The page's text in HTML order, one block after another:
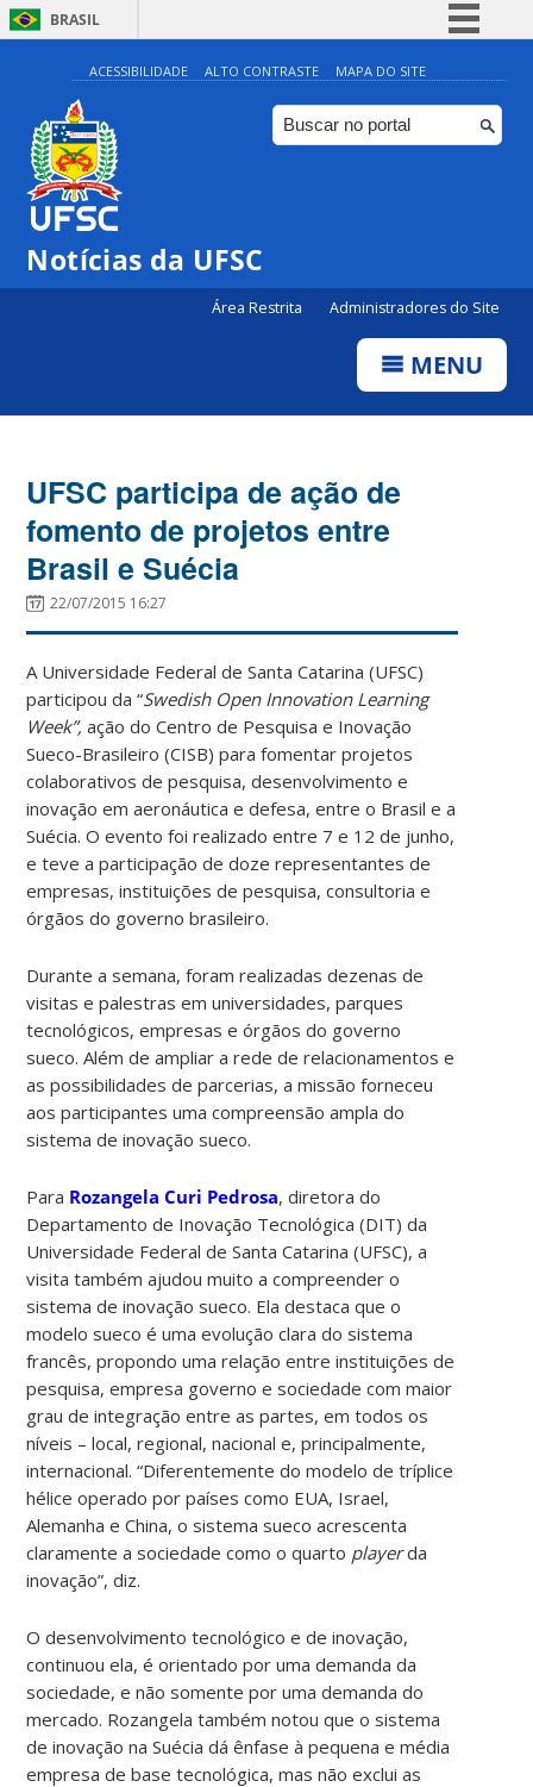
BRASIL
Simplifique!
Comunica BR
Participe
ACESSIBILIDADE ALTO CONTRASTE MAPA DO SITE
Notícias da UFSC
Área Restrita Administradores do Site
MENU
UFSC participa de ação de
fomento de projetos entre
Brasil e Suécia
22/07/2015 16:27
A Universidade Federal de Santa Catarina (UFSC)
participou da “Swedish Open Innovation Learning
Week”,ação do Centro de Pesquisa e Inovação
Sueco-Brasileiro (CISB) para fomentar projetos
colaborativos de pesquisa, desenvolvimento e
inovação em aeronáutica e defesa, entre o Brasil e a
Suécia. O evento foi realizado entre 7 e 12 de junho,
e teve a participação de doze representantes de
empresas, instituições de pesquisa, consultoria e
órgãos do governo brasileiro.
Durante a semana, foram realizadas dezenas de
visitas e palestras em universidades, parques
tecnológicos, empresas e órgãos do governo
sueco. Além de ampliar a rede de relacionamentos e
as possibilidades de parcerias, a missão forneceu
aos participantes uma compreensão ampla do
sistema de inovação sueco.
Para Rozangela Curi Pedrosa, diretora do
Departamento de Inovação Tecnológica (DIT) da
Universidade Federal de Santa Catarina (UFSC), a
visita também ajudou muito a compreender o
sistema de inovação sueco. Ela destaca que o
modelo sueco é uma evolução clara do sistema
francês, propondo uma relação entre instituições de
pesquisa, empresa governo e sociedade com maior
grau de integração entre as partes, em todos os
níveis – local, regional, nacional e, principalmente,
internacional. “Diferentemente do modelo de tríplice
hélice operado por países como EUA, Israel,
Alemanha e China, o sistema sueco acrescenta
claramente a sociedade como o quarto playerda
inovação”, diz.
O desenvolvimento tecnológico e de inovação,
continuou ela, é orientado por uma demanda da
sociedade, e não somente por uma demanda do
mercado. Rozangela também notou que o sistema
de inovação na Suécia dá ênfase à pequena e média
empresa de base tecnológica, mas não exclui as